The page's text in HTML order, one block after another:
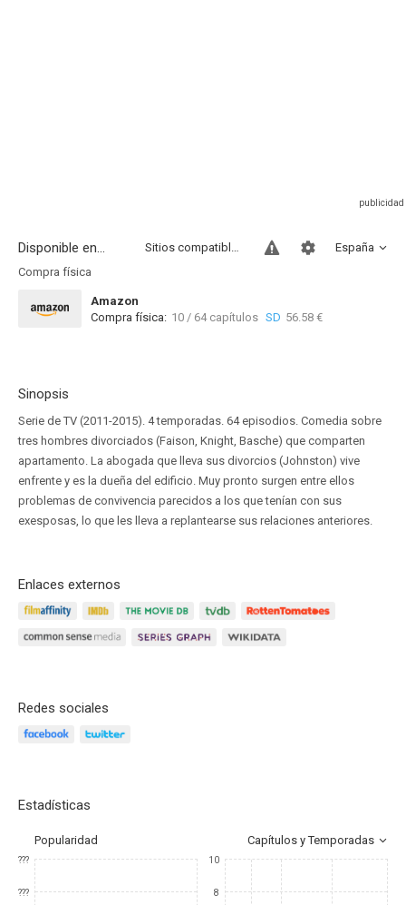
Disponible en... España
Sitios compatibles
Compra física
Amazon
Compra física: 10 / 64 capítulos SD 56.58 €
Sinopsis
Serie de TV (2011-2015). 4 temporadas. 64 episodios. Comedia sobre
tres hombres divorciados (Faison, Knight, Basche) que comparten
apartamento. La abogada que lleva sus divorcios (Johnston) vive
enfrente y es la dueña del edificio. Muy pronto surgen entre ellos
problemas de convivencia parecidos a los que tenían con sus
exesposas, lo que les lleva a replantearse sus relaciones anteriores.
Enlaces externos
Redes sociales
Estadísticas
Popularidad Capítulos y Temporadas
???
???
10
8